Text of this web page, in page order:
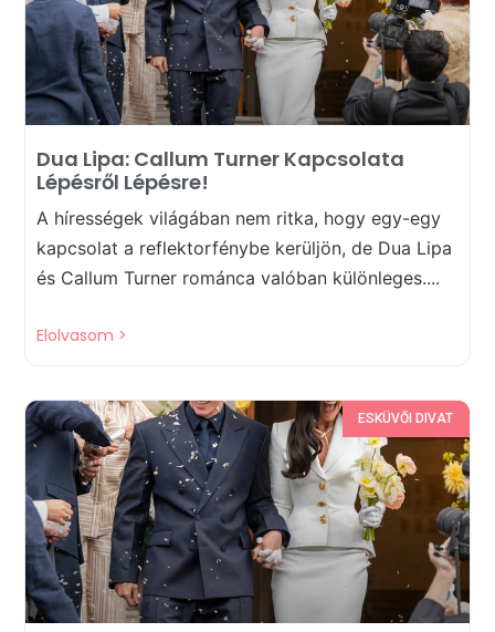
Dua Lipa: Callum Turner Kapcsolata
Lépésről Lépésre!
A hírességek világában nem ritka, hogy egy-egy
kapcsolat a reflektorfénybe kerüljön, de Dua Lipa
és Callum Turner románca valóban különleges....
Elolvasom >
ESKÜVŐI DIVAT